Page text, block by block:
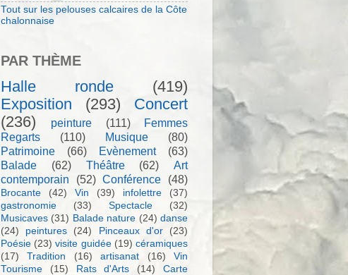
Tout sur les pelouses calcaires de la Côte
chalonnaise
PAR THÈME
Halle ronde
(419)
Exposition
(293)
Concert
(236)
peinture (111)
Femmes
Regarts
(110) Musique
(80)
Patrimoine
(66) Evènement
(63)
Balade
(62) Théâtre (62)
Art
contemporain
(52) Conférence (48)
Brocante (42) Vin (39) infolettre
(37)
gastronomie
(33) Spectacle
(32)
Musicaves (31) Balade nature (24) danse
(24)
peintures (24) Pinceaux d'or
(23)
Poésie (23) visite guidée (19) céramiques
(17)
Tradition (16) artisanat (16)
Vin
Tourisme
(15) Rats d'Arts (14)
Carte